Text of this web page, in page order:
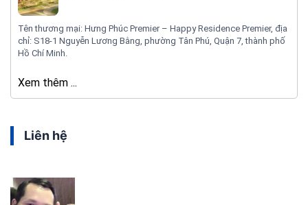
Tên thương mại: Hưng Phúc Premier – Happy Residence Premier, địa
chỉ: S18-1 Nguyễn Lương Bằng, phường Tân Phú, Quận 7, thành phố
Hồ Chí Minh.
Xem thêm ...
Liên hệ